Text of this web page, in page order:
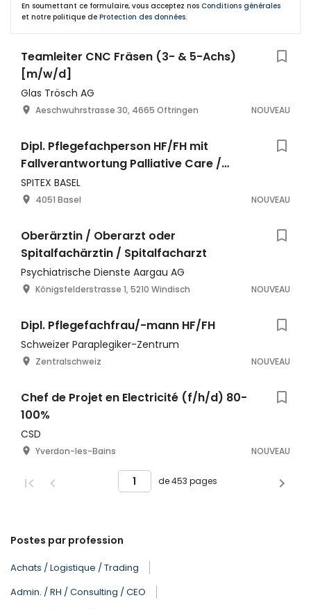
En soumettant ce formulaire, vous acceptez nos Conditions générales
et notre politique de Protection des données.
Teamleiter CNC Fräsen (3- & 5-Achs)
[m/w/d]
Glas Trösch AG
Aeschwuhrstrasse 30, 4665 Oftringen NOUVEAU
Dipl. Pflegefachperson HF/FH mit
Fallverantwortung Palliative Care /
Onkologie, 50 % oder nach Abspr
SPITEX BASEL
4051 Basel NOUVEAU
Oberärztin / Oberarzt oder
Spitalfachärztin / Spitalfacharzt
Psychiatrische Dienste Aargau AG
Königsfelderstrasse 1, 5210 Windisch NOUVEAU
Dipl. Pflegefachfrau/-mann HF/FH
Schweizer Paraplegiker-Zentrum
Zentralschweiz NOUVEAU
Chef de Projet en Electricité (f/h/d) 80-
100%
CSD
Yverdon-les-Bains NOUVEAU
de 453 pages
Postes par profession
Achats / Logistique / Trading
Admin. / RH / Consulting / CEO